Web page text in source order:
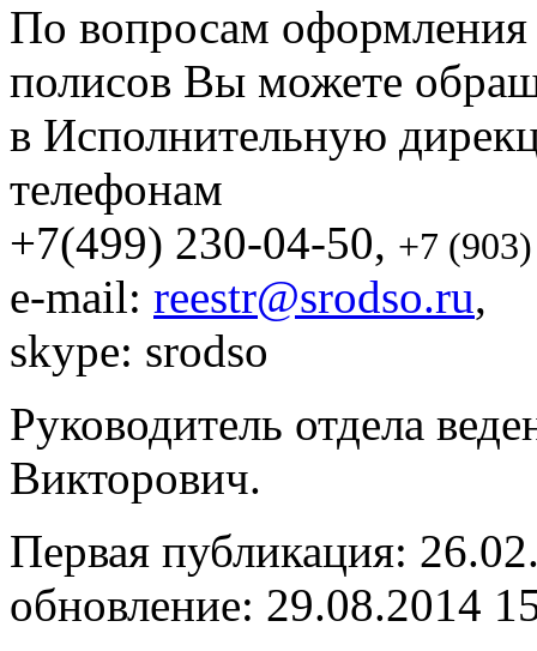
По вопросам
полисов Вы можете
в Исполнительную
телефонам
+7(499) 230-04-50, +7
e-mail: reestr@srodso.ru,
skype: srodso
Руководитель отдела
Викторович.
Первая публикация:
обновление: 29.08.2014